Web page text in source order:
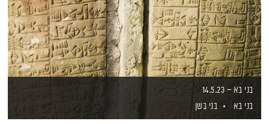
בני בא – 14.5.23
בני בא
בני בשן